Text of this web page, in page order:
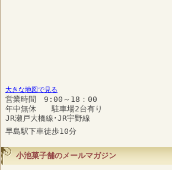
大きな地図で見る
営業時間 9:00～18：00
年中無休 駐車場2台有り
JR瀬戸大橋線･JR宇野線
早島駅下車徒歩10分
小池菓子舗のメールマガジン